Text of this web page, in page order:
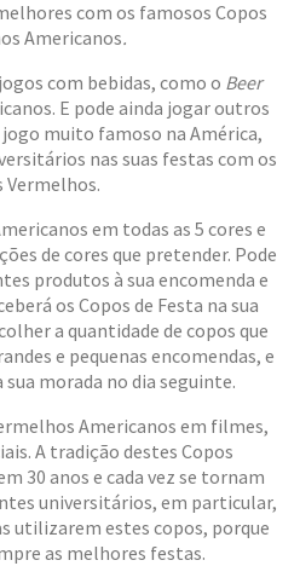
com os famosos Copos
Americanos.
com bebidas, como o Beer
E pode ainda jogar outros
muito famoso na América,
nas suas festas com os
Vermelhos.
em todas as 5 cores e
de cores que pretender. Pode
produtos à sua encomenda e
os Copos de Festa na sua
a quantidade de copos que
e pequenas encomendas, e
morada no dia seguinte.
Americanos em filmes,
A tradição destes Copos
30 anos e cada vez se tornam
universitários, em particular,
utilizarem estes copos, porque
as melhores festas.